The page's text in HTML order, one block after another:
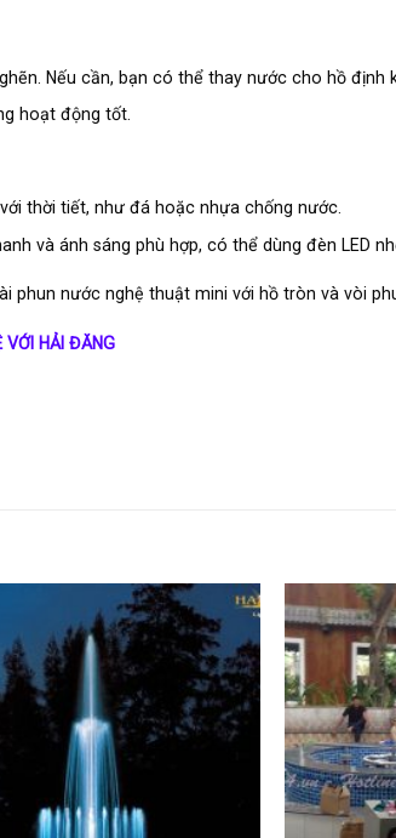
Nếu cần, bạn có thể thay nước cho hồ định
hoạt động tốt.
thời tiết, như đá hoặc nhựa chống nước.
và ánh sáng phù hợp, có thể dùng đèn LED
nước nghệ thuật mini với hồ tròn và vòi
VỚI HẢI ĐĂNG